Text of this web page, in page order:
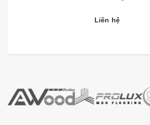
Lớp giấy vân gỗ với lớp chống mài mòn:
khu vực tương ứng, cho sản phẩm một
Lớp WPC:Giữ sự ổn định cho toàn bộ
Liên hệ